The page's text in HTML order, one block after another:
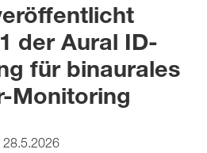
der Aural ID-
für binaurales
Monitoring
28.5.2026